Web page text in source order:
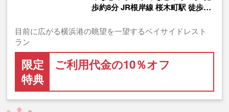
歩約8分 JR根岸線 桜木町駅 徒歩…
目前に広がる横浜港の眺望を一望するベイサイドレスト
ラン
限定
特典
ご利用代金の10％オフ